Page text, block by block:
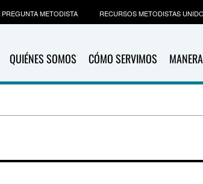
QUIÉNES SOMOS CÓMO SERVIMOS
PREGUNTA METODISTA RECURSOS METODISTAS